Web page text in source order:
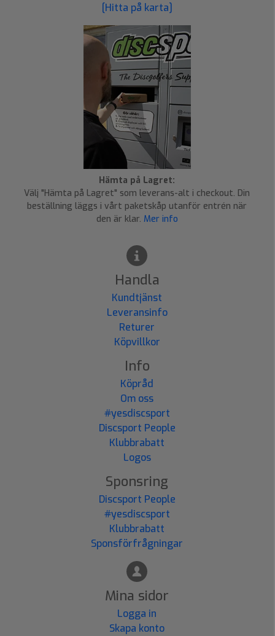
[Hitta på karta]
Hämta på Lagret:
Välj "Hämta på Lagret" som leverans-alt i checkout. Din
beställning läggs i vårt paketskåp utanför entrén när
den är klar. Mer info
Handla
Kundtjänst
Leveransinfo
Returer
Köpvillkor
Info
Köpråd
Om oss
#yesdiscsport
Discsport People
Klubbrabatt
Logos
Sponsring
Discsport People
#yesdiscsport
Klubbrabatt
Sponsförfrågningar
Mina sidor
Logga in
Skapa konto